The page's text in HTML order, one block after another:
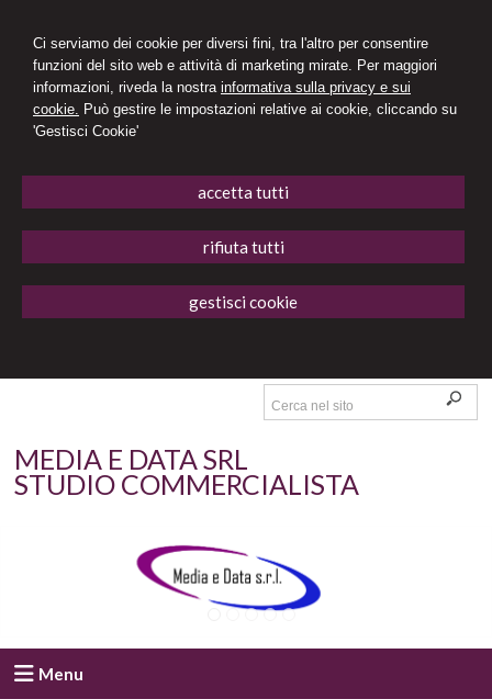
Ci serviamo dei cookie per diversi fini, tra l'altro per consentire
funzioni del sito web e attività di marketing mirate. Per maggiori
informazioni, riveda la nostra informativa sulla privacy e sui
cookie. Può gestire le impostazioni relative ai cookie, cliccando su
'Gestisci Cookie'
accetta tutti
rifiuta tutti
gestisci cookie
MEDIA E DATA SRL
STUDIO COMMERCIALISTA
Menu